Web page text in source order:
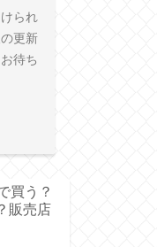
られ
更新
待ち
買う？
販売店